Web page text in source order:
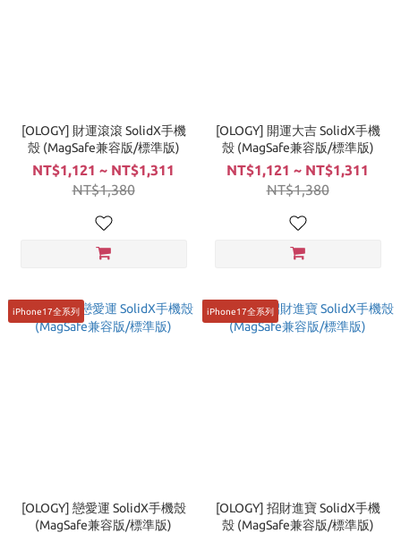
[OLOGY] 財運滾滾 SolidX手機
殼 (MagSafe兼容版/標準版)
NT$1,121 ~ NT$1,311
NT$1,380
[OLOGY] 開運大吉 SolidX手機
殼 (MagSafe兼容版/標準版)
NT$1,121 ~ NT$1,311
NT$1,380
iPhone17全系列
[OLOGY] 戀愛運 SolidX手機殼
(MagSafe兼容版/標準版)
iPhone17全系列
[OLOGY] 招財進寶 SolidX手機
殼 (MagSafe兼容版/標準版)